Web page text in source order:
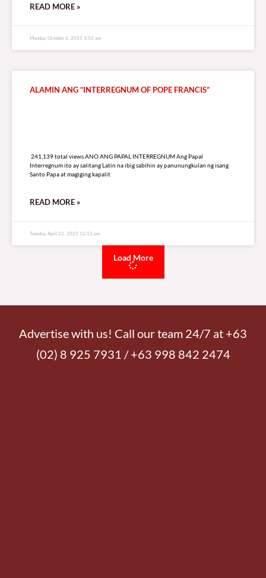
READ MORE »
Monday, October 6, 2025 3:56 am
ALAMIN ANG “INTERREGNUM OF POPE FRANCIS”
241,139 total views ANO ANG PAPAL INTERREGNUM Ang Papal
Interregnum ito ay salitang Latin na ibig sabihin ay panunungkulan ng isang
Santo Papa at magiging kapalit
READ MORE »
Tuesday, April 22, 2025 12:12 pm
Load More
Advertise with us! Call our team 24/7 at +63
(02) 8 925 7931 / +63 998 842 2474